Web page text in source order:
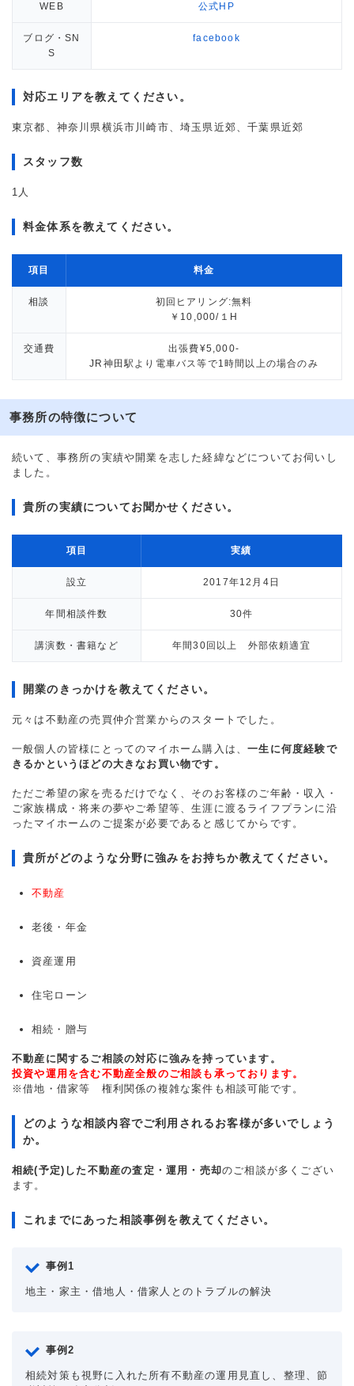
WEB 公式HP
ブログ・SN
S
facebook
対応エリアを教えてください。
東京都、神奈川県横浜市川崎市、埼玉県近郊、千葉県近郊
スタッフ数
1人
料金体系を教えてください。
項目 料金
相談
初回ヒアリング:無料
￥10,000/１H
交通費
出張費¥5,000-
JR神田駅より電車バス等で1時間以上の場合のみ
事務所の特徴について
続いて、事務所の実績や開業を志した経緯などについてお伺いし
ました。
貴所の実績についてお聞かせください。
項目 実績
設立 2017年12月4日
年間相談件数 30件
講演数・書籍など 年間30回以上 外部依頼適宜
開業のきっかけを教えてください。
元々は不動産の売買仲介営業からのスタートでした。
一般個人の皆様にとってのマイホーム購入は、一生に何度経験で
きるかというほどの大きなお買い物です。
ただご希望の家を売るだけでなく、そのお客様のご年齢・収入・
ご家族構成・将来の夢やご希望等、生涯に渡るライフプランに沿
ったマイホームのご提案が必要であると感じてからです。
貴所がどのような分野に強みをお持ちか教えてください。
不動産
老後・年金
資産運用
住宅ローン
相続・贈与
不動産に関するご相談の対応に強みを持っています。
投資や運用を含む不動産全般のご相談も承っております。
※借地・借家等 権利関係の複雑な案件も相談可能です。
どのような相談内容でご利用されるお客様が多いでしょう
か。
相続(予定)した不動産の査定・運用・売却のご相談が多くござい
ます。
これまでにあった相談事例を教えてください。
事例1
地主・家主・借地人・借家人とのトラブルの解決
事例2
相続対策も視野に入れた所有不動産の運用見直し、整理、節